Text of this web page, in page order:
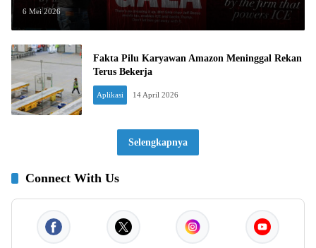
6 Mei 2026
Fakta Pilu Karyawan Amazon Meninggal Rekan
Terus Bekerja
Aplikasi 14 April 2026
Selengkapnya
Connect With Us